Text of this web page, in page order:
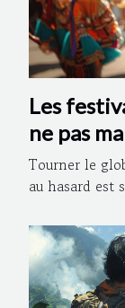
Les
ne pas
Tourner le
au hasard est